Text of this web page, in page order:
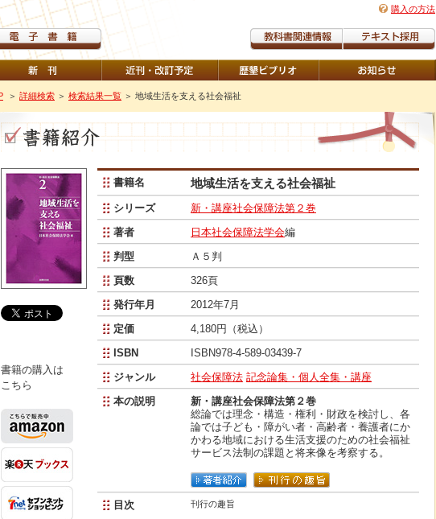
購入の方法
＞ 詳細検索 ＞ 検索結果一覧 ＞ 地域生活を支える社会福祉
書籍の購入は
こちら
書籍名 地域生活を支える社会福祉
シリーズ
新・講座社会保障法第２巻
著者
日本社会保障法学会編
判型
Ａ５判
頁数
326頁
発行年月
2012年7月
定価
4,180円（税込）
ISBN
ISBN978-4-589-03439-7
ジャンル
社会保障法 記念論集・個人全集・講座
本の説明
新・講座社会保障法第２巻
総論では理念・構造・権利・財政を検討し、各
論では子ども・障がい者・高齢者・養護者にか
かわる地域における生活支援のための社会福祉
サービス法制の課題と将来像を考察する。
目次 刊行の趣旨